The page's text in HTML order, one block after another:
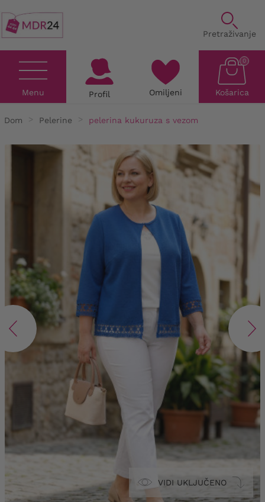
Pretraživanje
Menu Profil Omiljeni Košarica
0
Dom Pelerine pelerina kukuruza s vezom
VIDI UKLJUČENO